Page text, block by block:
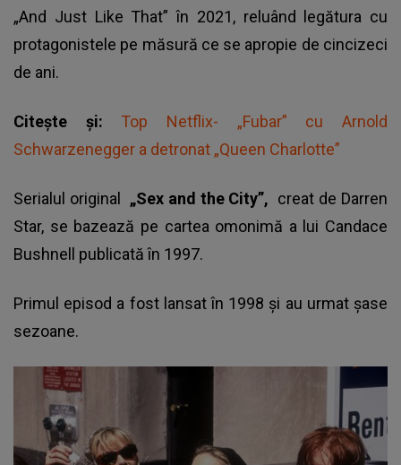
„And Just Like That” în 2021, reluând legătura cu
protagonistele pe măsură ce se apropie de cincizeci
de ani.
Citește și: Top Netflix- „Fubar” cu Arnold
Schwarzenegger a detronat „Queen Charlotte”
Serialul original „Sex and the City”, creat de Darren
Star, se bazează pe cartea omonimă a lui Candace
Bushnell publicată în 1997.
Primul episod a fost lansat în 1998 şi au urmat şase
sezoane.